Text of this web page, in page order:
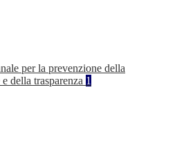
per la prevenzione della
della trasparenza 1